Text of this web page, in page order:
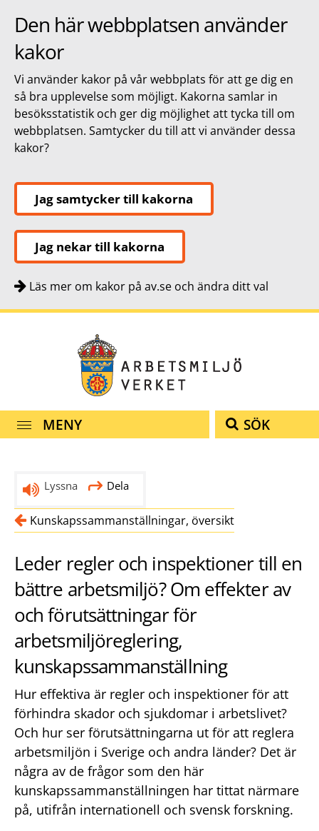
Den här webbplatsen använder
kakor
Vi använder kakor på vår webbplats för att ge dig en
så bra upplevelse som möjligt. Kakorna samlar in
besöksstatistik och ger dig möjlighet att tycka till om
webbplatsen. Samtycker du till att vi använder dessa
kakor?
Jag samtycker till kakorna
Jag nekar till kakorna
Läs mer om kakor på av.se och ändra ditt val
MENY SÖK
Lyssna Dela
Kunskapssammanställningar, översikt
Leder regler och inspektioner till en
bättre arbetsmiljö? Om effekter av
och förutsättningar för
arbetsmiljöreglering,
kunskapssammanställning
Hur effektiva är regler och inspektioner för att
förhindra skador och sjukdomar i arbetslivet?
Och hur ser förutsättningarna ut för att reglera
arbetsmiljön i Sverige och andra länder? Det är
några av de frågor som den här
kunskapssammanställningen har tittat närmare
på, utifrån internationell och svensk forskning.